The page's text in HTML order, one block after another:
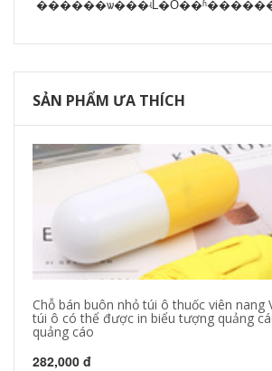
SẢN PHẨM ƯA THÍCH
Chỗ bán buôn nhỏ túi ô thuốc viên nang
túi ô có thể được in biểu tượng quảng
quảng cáo
282,000 đ